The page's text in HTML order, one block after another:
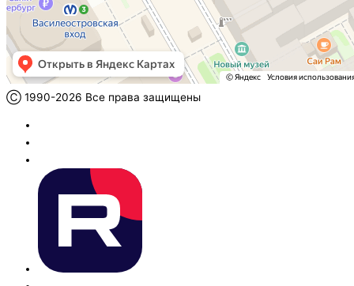
Ⓒ 1990-2026 Все права защищены